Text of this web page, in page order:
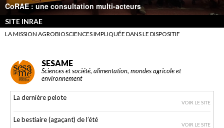
CoRAE : une consultation multi-acteurs
SITE INRAE
LA MISSION AGROBIOSCIENCES IMPLIQUÉE DANS LE DISPOSITIF
SESAME
Sciences et société, alimentation, mondes agricole et
environnement
La dernière pelote
VOIR LE SITE
Le bestiaire (agaçant) de l’été
VOIR LE SITE